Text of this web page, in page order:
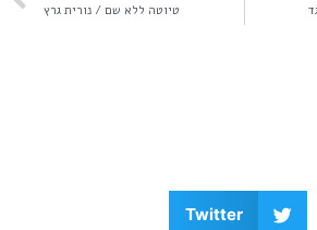
טיוטה ללא שם / נורית גרץ
Twitter